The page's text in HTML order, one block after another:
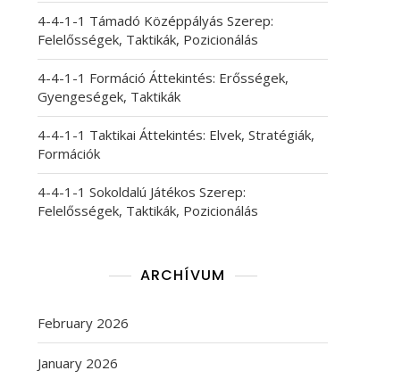
4-4-1-1 Támadó Középpályás Szerep:
Felelősségek, Taktikák, Pozicionálás
4-4-1-1 Formáció Áttekintés: Erősségek,
Gyengeségek, Taktikák
4-4-1-1 Taktikai Áttekintés: Elvek, Stratégiák,
Formációk
4-4-1-1 Sokoldalú Játékos Szerep:
Felelősségek, Taktikák, Pozicionálás
ARCHÍVUM
February 2026
January 2026